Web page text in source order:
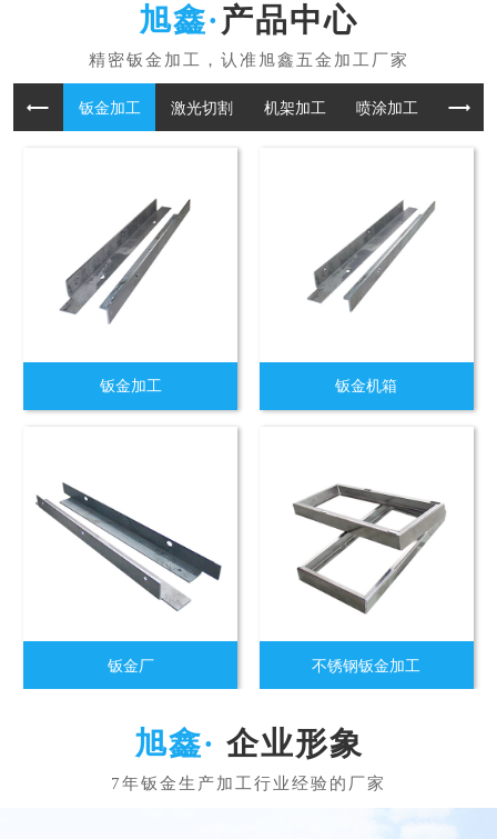
产品中心
钣金加工 激光切割 机架加工 喷涂加工 折板
钣金加工 钣金机箱
钣金厂 不锈钢钣金加工
企业形象